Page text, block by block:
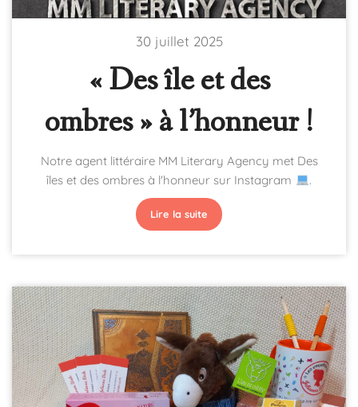
30 juillet 2025
« Des île et des
ombres » à l’honneur !
Notre agent littéraire MM Literary Agency met Des
îles et des ombres à l'honneur sur Instagram
.
Lire la suite